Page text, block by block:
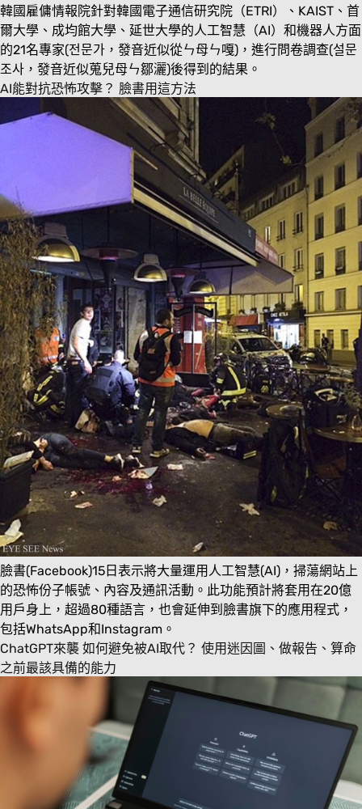
韓國雇傭情報院針對韓國電子通信研究院（ETRI）、KAIST、首
爾大學、成均館大學、延世大學的人工智慧（AI）和機器人方面
的21名專家(전문가，發音近似從ㄣ母ㄣ嘎)，進行問卷調查(설문
조사，發音近似蒐兒母ㄣ鄒灑)後得到的結果。
AI能對抗恐怖攻擊？ 臉書用這方法
臉書(Facebook)15日表示將大量運用人工智慧(AI)，掃蕩網站上
的恐怖份子帳號、內容及通訊活動。此功能預計將套用在20億
用戶身上，超過80種語言，也會延伸到臉書旗下的應用程式，
包括WhatsApp和Instagram。
ChatGPT來襲 如何避免被AI取代？ 使用迷因圖、做報告、算命
之前最該具備的能力